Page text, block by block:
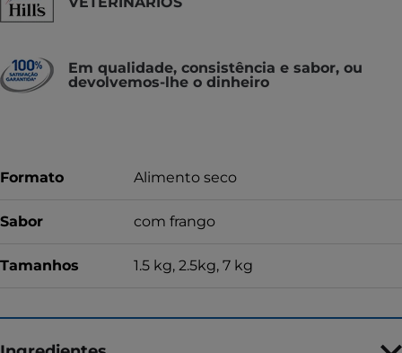
Em qualidade, consistência e sabor, ou
devolvemos-lhe o dinheiro
Formato Alimento seco
Sabor com frango
Tamanhos 1.5 kg, 2.5kg, 7 kg